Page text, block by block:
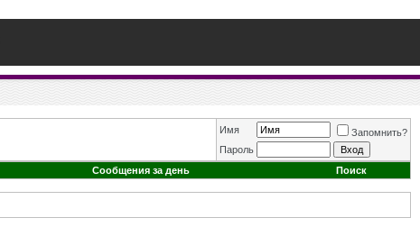
Имя
Запомнить?
Пароль
Сообщения за день Поиск